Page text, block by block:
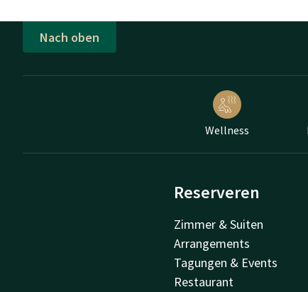
Nach oben
Wellness
Reserveren
Zimmer & Suiten
Arrangements
Tagungen & Events
Restaurant